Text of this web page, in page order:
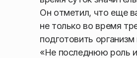
Он отметил, что еще
не только во время
подготовить
«Не последнюю роль